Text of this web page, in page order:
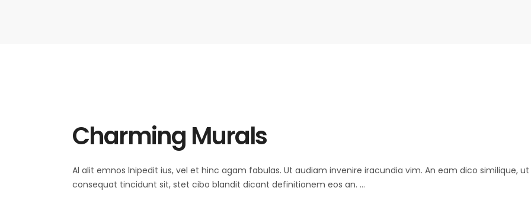
Charming Murals
Al alit emnos lnipedit ius, vel et hinc agam fabulas. Ut audiam invenire iracundia vim. An eam dico similique,
consequat tincidunt sit, stet cibo blandit dicant definitionem eos an.